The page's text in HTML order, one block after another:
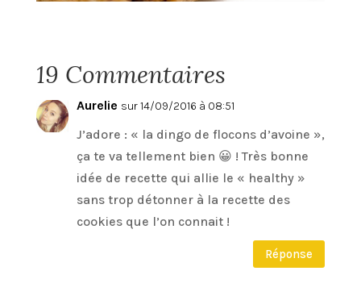
19 Commentaires
Aurelie sur 14/09/2016 à 08:51
J’adore : « la dingo de flocons d’avoine »,
ça te va tellement bien 😀 ! Très bonne
idée de recette qui allie le « healthy »
sans trop détonner à la recette des
cookies que l’on connait !
Réponse